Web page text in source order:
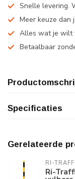
Snelle levering.
Meer keuze dan
Alles wat je wilt
Betaalbaar
Specificaties
Gerelateerde
RI-
Ri-